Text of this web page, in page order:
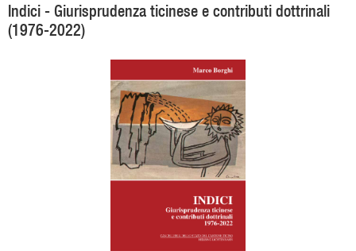
Indici - Giurisprudenza ticinese e contributi dottrinali
(1976-2022)